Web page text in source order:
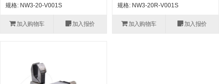
规格: NW3-20-V001S
加入购物车 加入报价
规格: NW3-20R-V001S
加入购物车 加入报价
AND基板 (4)
吸盘(螺丝固定式)
吸盘(自由式&十字&蛇纹)
吸盘(附海绵)